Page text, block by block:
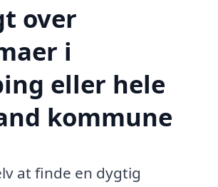
over
i
eller hele
kommune
at finde en dygtig